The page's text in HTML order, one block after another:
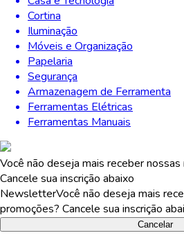
Cortina
Iluminação
Móveis e Organização
Papelaria
Segurança
Armazenagem de Ferramenta
Ferramentas Elétricas
Ferramentas Manuais
Você não deseja mais receber
Cancele sua inscrição abaixo
NewsletterVocê não deseja mais
promoções? Cancele sua inscrição
Cancelar